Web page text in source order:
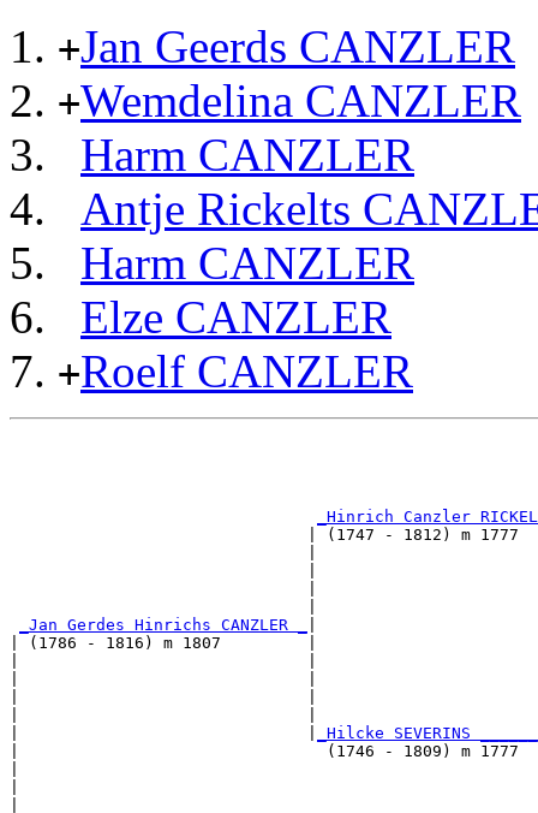
+Jan Geerds CANZLER
+Wemdelina CANZLER
Harm CANZLER
Antje Rickelts
Harm CANZLER
Elze CANZLER
+Roelf CANZLER
_Hinrich Canzler
| (1747 - 1812) m 1777
_Jan Gerdes Hinrichs CANZLER _
| (1786 - 1816) m 1807         |
_Hilcke SEVERINS
|                                (1746 - 1809) m 1777